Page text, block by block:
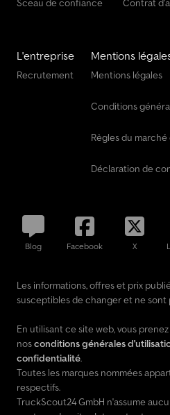
Sceau de confiance Contrat
L'entreprise
Recrutement
Mentions
Mentions légales
Conditions
Règles du
Déclaration de
Blog Facebook X
Les informations, offres et prix
susceptibles de changer et ne sont
En utilisant ce site web, vous
nosconditions générales
confidentialité.
Toutes les marques nommées
respectifs.
TruckScout24 GmbH n'assume